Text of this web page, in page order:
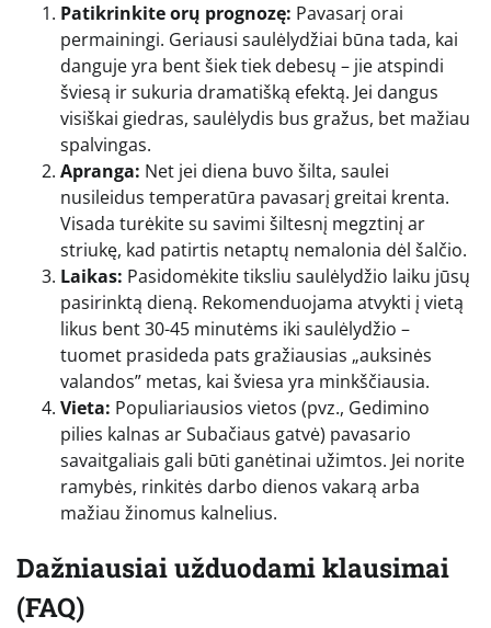
Patikrinkite orų prognozę: Pavasarį orai
permainingi. Geriausi saulėlydžiai būna tada, kai
danguje yra bent šiek tiek debesų – jie atspindi
šviesą ir sukuria dramatišką efektą. Jei dangus
visiškai giedras, saulėlydis bus gražus, bet mažiau
spalvingas.
Apranga: Net jei diena buvo šilta, saulei
nusileidus temperatūra pavasarį greitai krenta.
Visada turėkite su savimi šiltesnį megztinį ar
striukę, kad patirtis netaptų nemalonia dėl šalčio.
Laikas: Pasidomėkite tiksliu saulėlydžio laiku jūsų
pasirinktą dieną. Rekomenduojama atvykti į vietą
likus bent 30-45 minutėms iki saulėlydžio –
tuomet prasideda pats gražiausias „auksinės
valandos” metas, kai šviesa yra minkščiausia.
Vieta: Populiariausios vietos (pvz., Gedimino
pilies kalnas ar Subačiaus gatvė) pavasario
savaitgaliais gali būti ganėtinai užimtos. Jei norite
ramybės, rinkitės darbo dienos vakarą arba
mažiau žinomus kalnelius.
Dažniausiai užduodami klausimai
(FAQ)